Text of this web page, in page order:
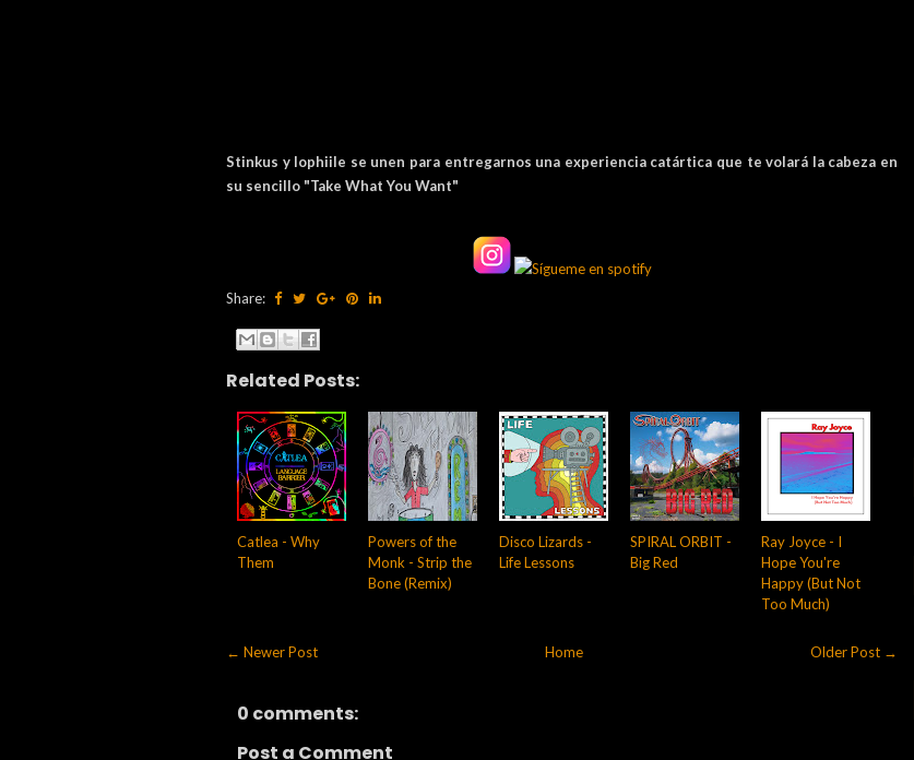
Stinkus y lophiile se unen para entregarnos una experiencia catártica que te volará la cabeza en
su sencillo "Take What You Want"
Share:
Related Posts:
Catlea - Why
Them
Powers of the
Monk - Strip the
Bone (Remix)
Disco Lizards -
Life Lessons
SPIRAL ORBIT -
Big Red
Ray Joyce - I
Hope You're
Happy (But Not
Too Much)
← Newer Post Older Post →
Home
0 comments:
Post a Comment